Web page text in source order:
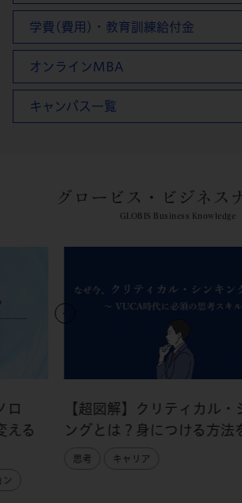
学費(費用)・教育訓練給付金
オンラインMBA
キャンパス一覧
グロービス・ビジネス
GLOBIS Business Knowledge
ロ
える
ン
【超図解】クリティカル・
ングとは？身につける方法
思考 キャリア